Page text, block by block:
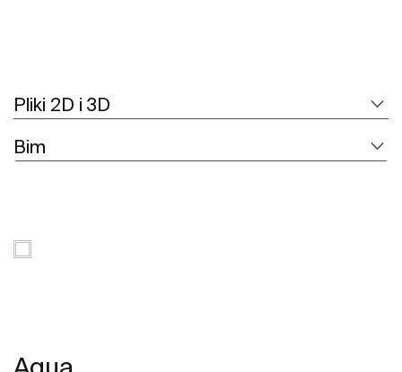
Pliki 2D i 3D
Bim
Aqua